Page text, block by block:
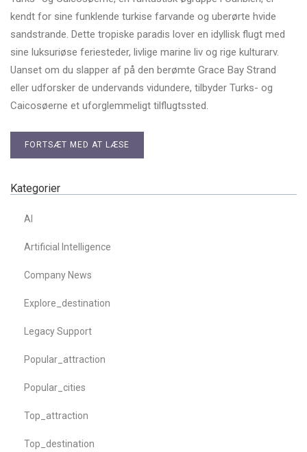
kendt for sine funklende turkise farvande og uberørte hvide
sandstrande. Dette tropiske paradis lover en idyllisk flugt med
sine luksuriøse feriesteder, livlige marine liv og rige kulturarv.
Uanset om du slapper af på den berømte Grace Bay Strand
eller udforsker de undervands vidundere, tilbyder Turks- og
Caicosøerne et uforglemmeligt tilflugtssted.
FORTSÆT MED AT LÆSE
Kategorier
AI
Artificial Intelligence
Company News
Explore_destination
Legacy Support
Popular_attraction
Popular_cities
Top_attraction
Top_destination